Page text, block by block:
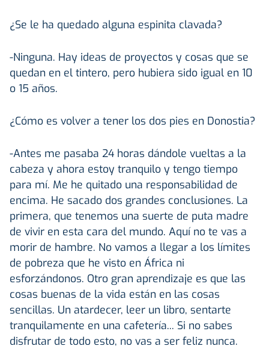
¿Se le ha quedado alguna espinita clavada?
-Ninguna. Hay ideas de proyectos y cosas que se
quedan en el tintero, pero hubiera sido igual en 10
o 15 años.
¿Cómo es volver a tener los dos pies en Donostia?
-Antes me pasaba 24 horas dándole vueltas a la
cabeza y ahora estoy tranquilo y tengo tiempo
para mí. Me he quitado una responsabilidad de
encima. He sacado dos grandes conclusiones. La
primera, que tenemos una suerte de puta madre
de vivir en esta cara del mundo. Aquí no te vas a
morir de hambre. No vamos a llegar a los límites
de pobreza que he visto en África ni
esforzándonos. Otro gran aprendizaje es que las
cosas buenas de la vida están en las cosas
sencillas. Un atardecer, leer un libro, sentarte
tranquilamente en una cafetería... Si no sabes
disfrutar de todo esto, no vas a ser feliz nunca.